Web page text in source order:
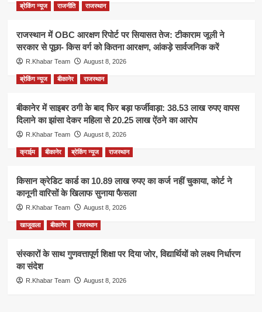
ब्रेकिंग न्यूज राजनीति राजस्थान
राजस्थान में OBC आरक्षण रिपोर्ट पर सियासत तेज: टीकाराम जूली ने
सरकार से पूछा- किस वर्ग को कितना आरक्षण, आंकड़े सार्वजनिक करें
R.Khabar Team August 8, 2026
ब्रेकिंग न्यूज बीकानेर राजस्थान
बीकानेर में साइबर ठगी के बाद फिर बड़ा फर्जीवाड़ा: 38.53 लाख रुपए वापस
दिलाने का झांसा देकर महिला से 20.25 लाख ऐंठने का आरोप
R.Khabar Team August 8, 2026
क्राईम बीकानेर ब्रेकिंग न्यूज राजस्थान
किसान क्रेडिट कार्ड का 10.89 लाख रुपए का कर्ज नहीं चुकाया, कोर्ट ने
कानूनी वारिसों के खिलाफ सुनाया फैसला
R.Khabar Team August 8, 2026
खाजूवाला बीकानेर राजस्थान
संस्कारों के साथ गुणवत्तापूर्ण शिक्षा पर दिया जोर, विद्यार्थियों को लक्ष्य निर्धारण
का संदेश
R.Khabar Team August 8, 2026